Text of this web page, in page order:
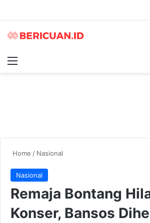
Home / Nasional
Nasional
Remaja Bontang
Konser, Bansos